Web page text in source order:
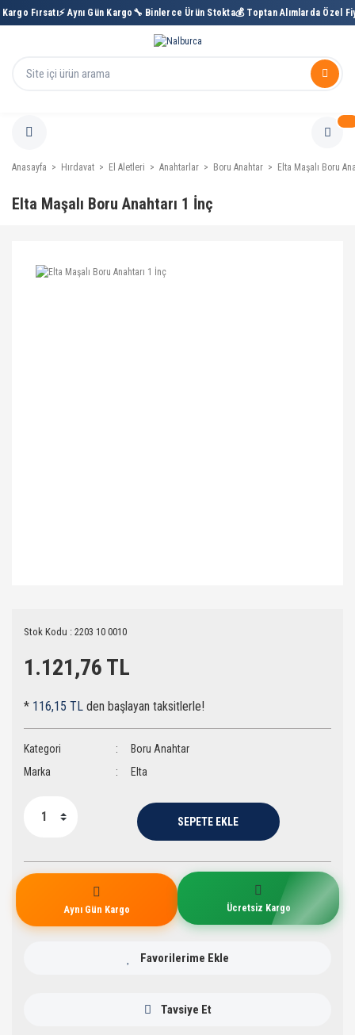
Fırsatı⚡ Aynı Gün Kargo🔧 Binlerce Ürün Stokta💰 Toptan Alımlarda Özel
Anasayfa Hırdavat El Aletleri Anahtarlar Boru Anahtar Elta Maşalı Boru
Elta Maşalı Boru Anahtarı 1 İnç
Stok Kodu : 2203 10 0010
1.121,76 TL
* 116,15 TL den başlayan taksitlerle!
Kategori
Boru Anahtar
Marka
Elta
SEPETE EKLE
Aynı Gün Kargo Ücretsiz Kargo
Tavsiye Et